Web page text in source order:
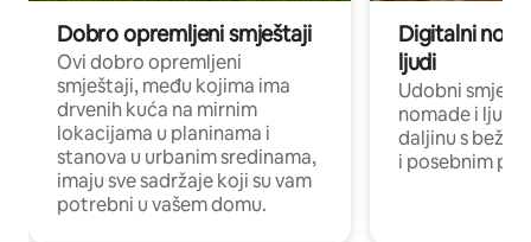
Dobro opremljeni smještaji
Ovi dobro opremljeni
smještaji, među kojima ima
drvenih kuća na mirnim
lokacijama u planinama i
stanova u urbanim sredinama,
imaju sve sadržaje koji su vam
potrebni u vašem domu.
Digitalni
ljudi
Udobni
nomade i ljude
daljinu s
i posebnim